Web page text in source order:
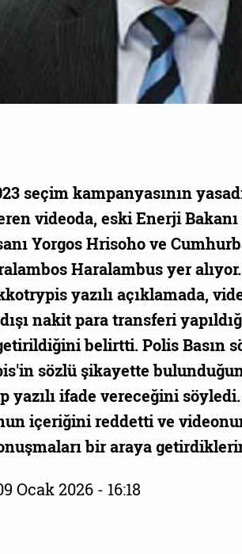
seçim kampanyasının
videoda, eski Enerji Bakanı
Yorgos Hrisoho ve
Haralambus yer
yazılı açıklamada,
nakit para transferi
belirtti. Polis Basın
sözlü şikayette
ifade vereceğini
içeriğini reddetti ve
bir araya
Ocak 2026 - 16:18